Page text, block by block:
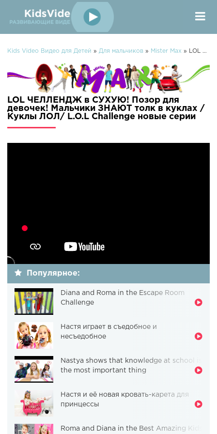
Kids Video Видео для Детей » Для мальчиков » Mister Max » LOL ЧЕЛЛЕНДЖ в СУХУЮ! Позор для девочек! Мальчики ЗНАЮТ толк в куклах /Куклы ЛОЛ/ L.O.L Challenge
LOL ЧЕЛЛЕНДЖ в СУХУЮ! Позор для
девочек! Мальчики ЗНАЮТ толк в куклах /
Куклы ЛОЛ/ L.O.L Challenge новые серии
Популярное:
Diana and Roma in the Escape Room
Challenge
Настя играет в съедобное и
несъедобное
Nastya shows that knowledge at school is
the most important thing
Настя и её новая кровать-карета для
принцессы
Roma and Diana in the Best Amazing Kids